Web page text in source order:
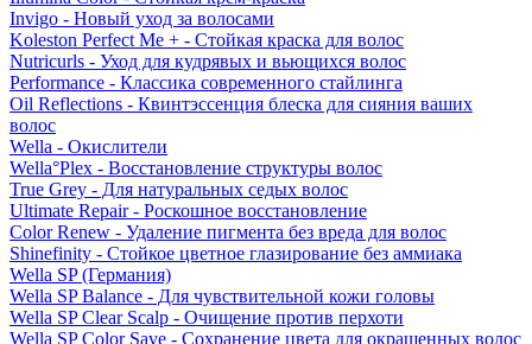
Invigo - Новый уход за волосами
Koleston Perfect Me + - Стойкая краска для волос
Nutricurls - Уход для кудрявых и вьющихся волос
Performance - Классика современного стайлинга
Oil Reflections - Квинтэссенция блеска для сияния ваших
волос
Wella - Окислители
Wella°Plex - Восстановление структуры волос
True Grey - Для натуральных седых волос
Ultimate Repair - Роскошное восстановление
Color Renew - Удаление пигмента без вреда для волос
Shinefinity - Стойкое цветное глазирование без аммиака
Wella SP (Германия)
Wella SP Balance - Для чувствительной кожи головы
Wella SP Clear Scalp - Очищение против перхоти
Wella SP Color Save - Сохранение цвета для окрашенных волос